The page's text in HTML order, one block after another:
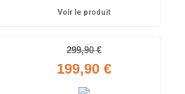
Voir le produit
299,90 €
199,90 €